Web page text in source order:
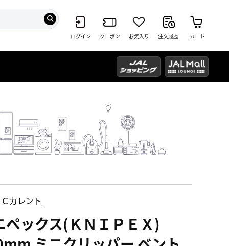
ログイン クーポン お気入り 注文履歴 カート
カレント
ペックス(ＫＮＩＰＥＸ)